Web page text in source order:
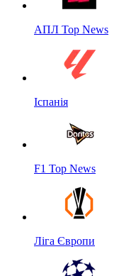
АПЛ Top News
Іспанія
F1 Top News
Ліга Європи